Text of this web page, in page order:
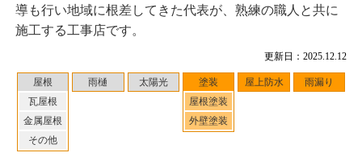
更新日：2025.12.12
屋根
瓦屋根
金属屋根
その他
雨樋 太陽光
塗装
屋根塗装
外壁塗装
屋上防水 雨漏り
導も行い地域に根差してきた代表が、熟練の職人と共に
施工する工事店です。